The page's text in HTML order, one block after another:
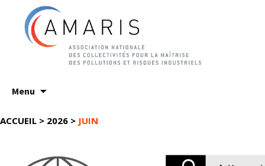
Menu
au
ACCUEIL > 2026 > JUIN
Rechercher :